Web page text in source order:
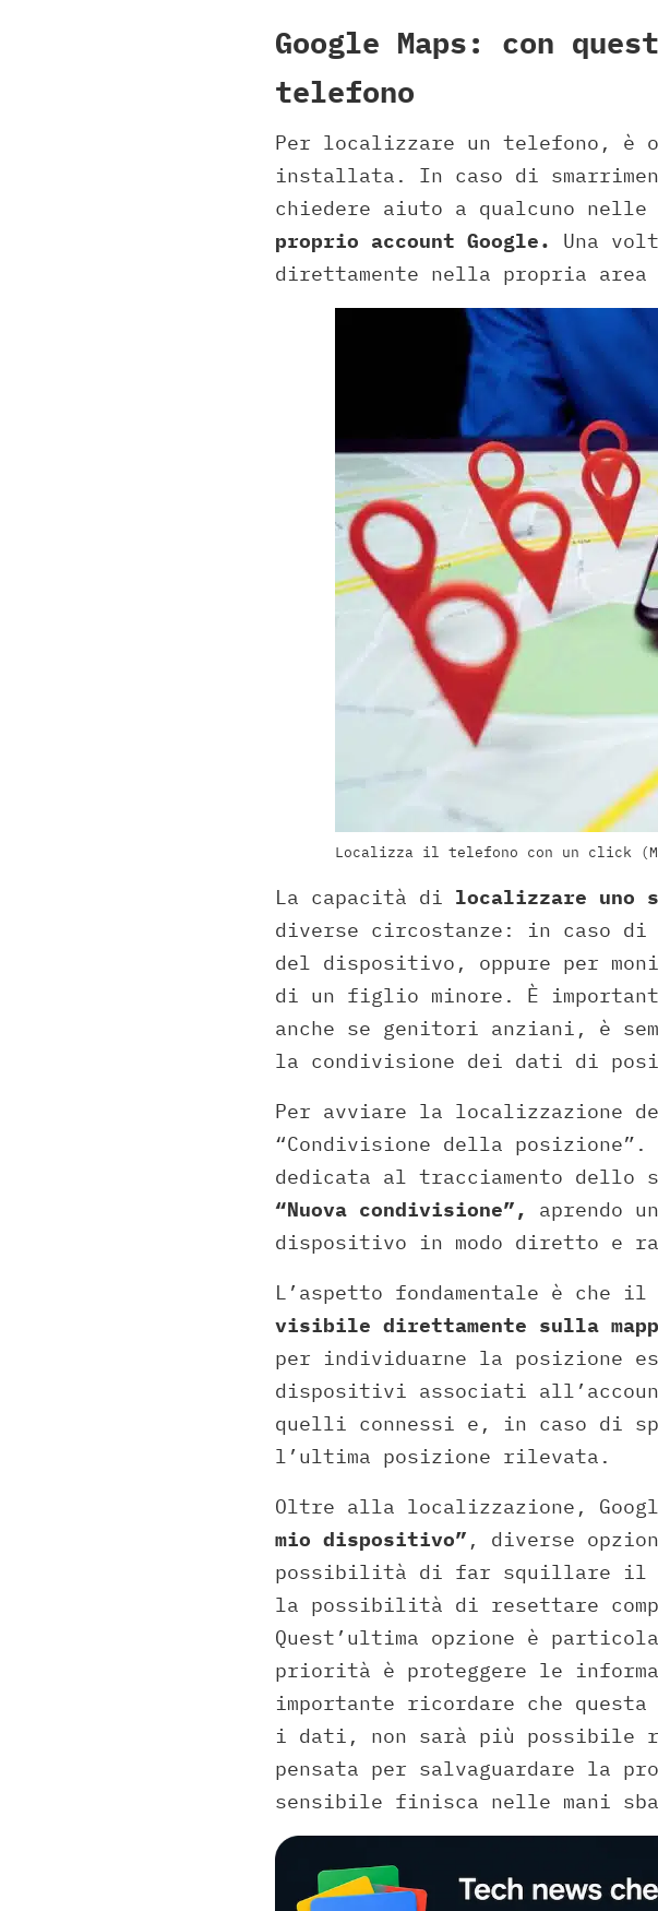
Google Maps: con
telefono
Per localizzare un telefono, è
installata. In caso di
chiedere aiuto a qualcuno nelle
proprio account Google.
Una
direttamente nella propria
Localizza il telefono con un click
La capacità di localizzare uno
diverse circostanze: in caso di
del dispositivo, oppure per
di un figlio minore. È
anche se genitori anziani, è
la condivisione dei dati di
Per avviare la localizzazione
“Condivisione della
dedicata al tracciamento dello
“Nuova condivisione”,
aprendo
dispositivo in modo diretto e
L’aspetto fondamentale è che
visibile direttamente sulla
per individuarne la posizione
dispositivi associati
quelli connessi e, in caso di
l’ultima posizione rilevata.
Oltre alla localizzazione,
mio dispositivo” , diverse
possibilità di far squillare il
la possibilità di resettare
Quest’ultima opzione è
priorità è proteggere le
importante ricordare che
i dati, non sarà più possibile
pensata per salvaguardare la
sensibile finisca nelle mani